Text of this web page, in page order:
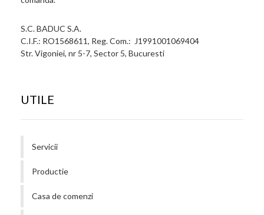
S.C. BADUC S.A.
C.I.F.: RO1568611, Reg. Com.: J1991001069404
Str. Vigoniei, nr 5-7, Sector 5, Bucuresti
UTILE
Servicii
Productie
Casa de comenzi